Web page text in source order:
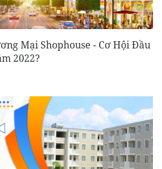
Mại Shophouse - Cơ Hội Đầu
2022?